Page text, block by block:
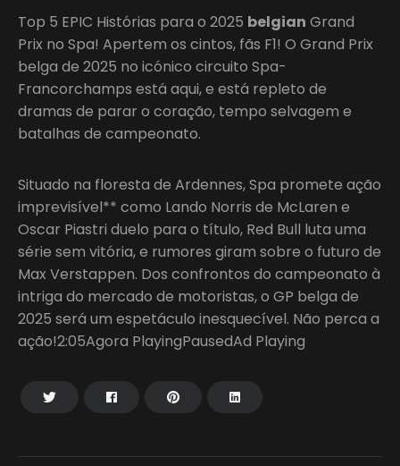
Top 5 EPIC Histórias para o 2025 belgian Grand
Prix no Spa! Apertem os cintos, fãs F1! O Grand Prix
belga de 2025 no icónico circuito Spa-
Francorchamps está aqui, e está repleto de
dramas de parar o coração, tempo selvagem e
batalhas de campeonato.
Situado na floresta de Ardennes, Spa promete ação
imprevisível** como Lando Norris de McLaren e
Oscar Piastri duelo para o título, Red Bull luta uma
série sem vitória, e rumores giram sobre o futuro de
Max Verstappen. Dos confrontos do campeonato à
intriga do mercado de motoristas, o GP belga de
2025 será um espetáculo inesquecível. Não perca a
ação!2:05Agora PlayingPausedAd Playing